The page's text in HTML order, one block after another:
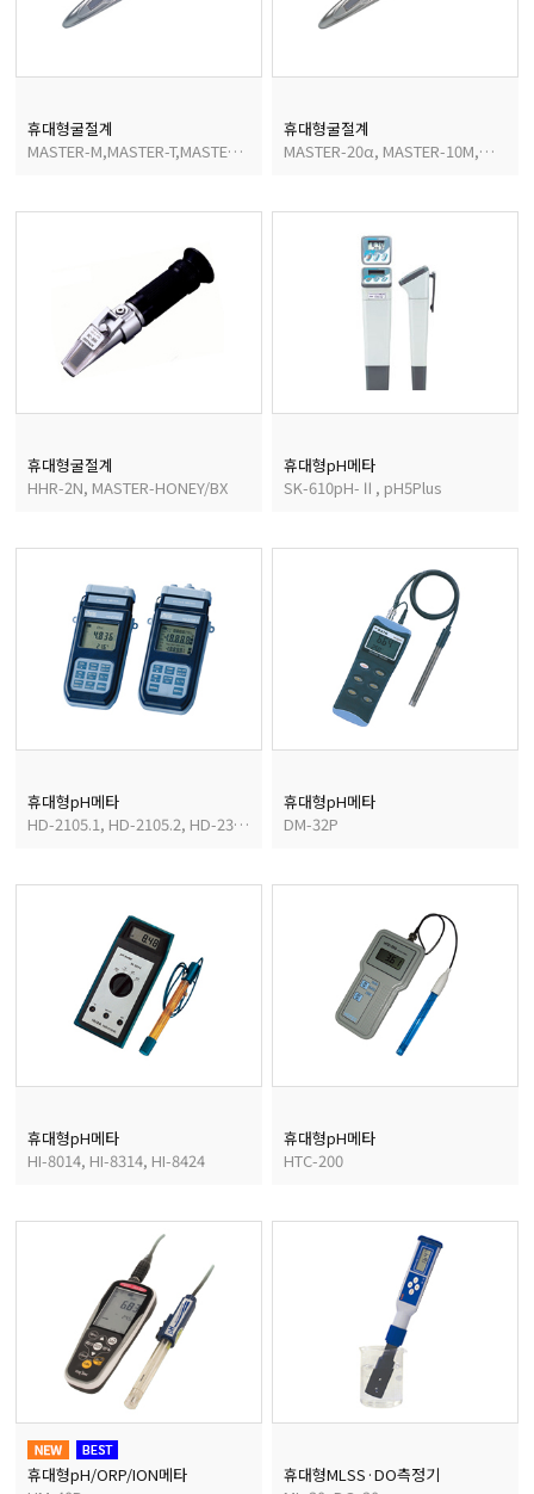
휴대형굴절계
MASTER-M,MASTER-T,MASTER-α
휴대형굴절계
MASTER-20α, MASTER-10M,MASTER-20M, MASTER-20T
휴대형굴절계
HHR-2N, MASTER-HONEY/BX
휴대형pH메타
SK-610pH-Ⅱ, pH5Plus
휴대형pH메타
HD-2105.1, HD-2105.2, HD-2305.0
휴대형pH메타
DM-32P
휴대형pH메타
HI-8014, HI-8314, HI-8424
휴대형pH메타
HTC-200
휴대형pH/ORP/ION메타
휴대형MLSS·DO측정기